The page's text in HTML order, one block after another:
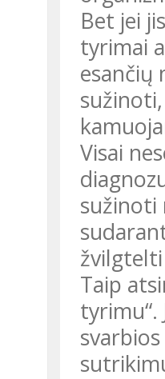
Bet jei
tyrimai
esančių
Visai
sužinoti
Taip
tyrimu“.